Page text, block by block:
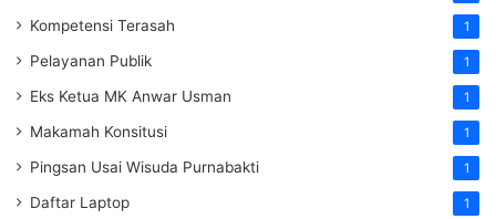
Kompetensi Terasah 1
Pelayanan Publik 1
Eks Ketua MK Anwar Usman 1
Makamah Konsitusi 1
Pingsan Usai Wisuda Purnabakti 1
Daftar Laptop 1